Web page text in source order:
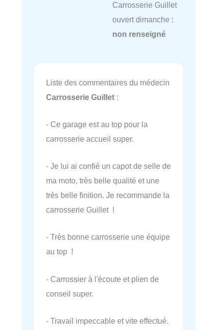
Carrosserie Guillet
ouvert dimanche :
non renseigné
Liste des commentaires du médecin
Carrosserie Guillet :
- Ce garage est au top pour la
carrosserie accueil super.
- Je lui ai confié un capot de selle de
ma moto, très belle qualité et une
très belle finition. Je recommande la
carrosserie Guillet !
- Très bonne carrosserie une équipe
au top !
- Carrossier à l'écoute et plien de
conseil super.
- Travail impeccable et vite effectué.